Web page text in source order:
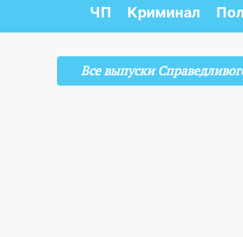
ЧП Криминал
Все выпуски